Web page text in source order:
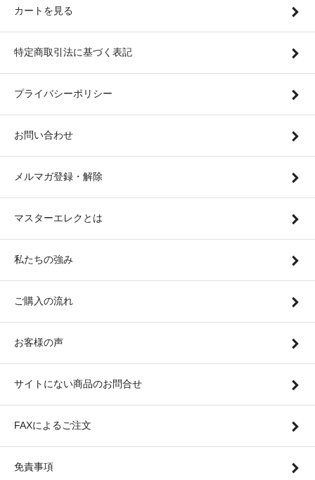
カートを見る
特定商取引法に基づく表記
プライバシーポリシー
お問い合わせ
メルマガ登録・解除
マスターエレクとは
私たちの強み
ご購入の流れ
お客様の声
サイトにない商品のお問合せ
FAXによるご注文
免責事項